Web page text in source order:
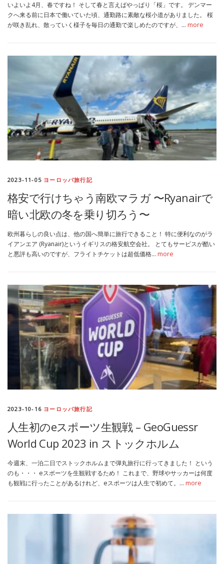
ABOUT US- サイトについて
いよいよ4月、春ですね！ そして春と言えばやっぱり「桜」です。 デンマー
クへ来る前に日本で働いていた頃、通勤路に素敵な桜小道がありました。 桜
が咲き乱れ、散っていく様子を毎日の通勤で楽しめたのですが、… more
2023-11-05 ヨーロッパ旅行記
格安で行けちゃう南欧マラガ 〜Ryanairで
暗い北欧の冬を乗り切ろう〜
欧州暮らしの良い点は、他の国へ簡単に旅行できること！ 特に便利なのがラ
イアンエア (Ryanair)というイギリスの格安航空会社。 とてもサービスが酷い
と悪評も高いのですが、フライトチケットは超低価格… more
2023-10-16 ヨーロッパ旅行記
人生初のeスポーツ生観戦 – GeoGuessr
World Cup 2023 in ストックホルム
今週末、一泊二日でストックホルムまで弾丸旅行に行ってきました！ という
のも・・・ eスポーツを生観戦するため！ これまで、野球やサッカーは何度
も観戦に行ったことがあるけれど、eスポーツは人生で初めて。… more